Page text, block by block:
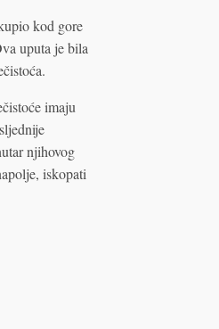
kod gore
uputa je bila
imaju
njihovog
iskopati